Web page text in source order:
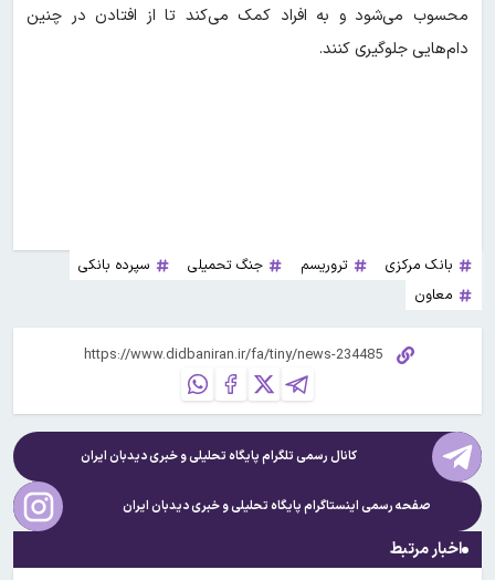
محسوب می‌شود و به افراد کمک می‌کند تا از افتادن در چنین
دام‌هایی جلوگیری کنند.
بانک مرکزی تروریسم جنگ تحمیلی
سپرده بانکی
معاون
کانال رسمی تلگرام پایگاه تحلیلی و خبریدیدبان ایران
صفحه رسمی اینستاگرام پایگاه تحلیلی و خبریدیدبان ایران
اخبار مرتبط